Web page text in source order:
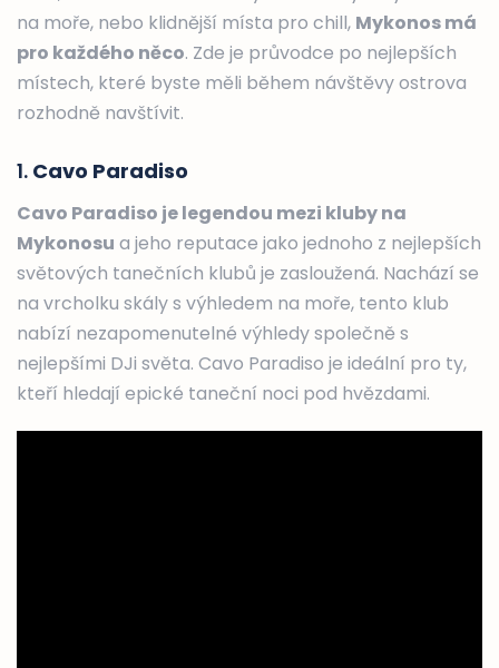
na moře, nebo klidnější místa pro chill, Mykonos má
pro každého něco. Zde je průvodce po nejlepších
místech, které byste měli během návštěvy ostrova
rozhodně navštívit.
1. Cavo Paradiso
Cavo Paradiso je legendou mezi kluby na
Mykonosu a jeho reputace jako jednoho z nejlepších
světových tanečních klubů je zasloužená. Nachází se
na vrcholku skály s výhledem na moře, tento klub
nabízí nezapomenutelné výhledy společně s
nejlepšími DJi světa. Cavo Paradiso je ideální pro ty,
kteří hledají epické taneční noci pod hvězdami.